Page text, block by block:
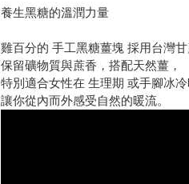
養生黑糖的溫潤力量
雞百分的 手工黑糖薑塊 採用台灣甘
保留礦物質與蔗香，搭配天然薑，
特別適合女性在 生理期 或手腳冰冷
讓你從內而外感受自然的暖流。